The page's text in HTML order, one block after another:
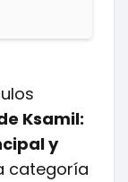
Ksamil:
y
categoría